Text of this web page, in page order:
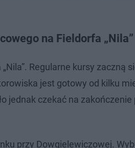
na Fieldorfa „Nila”
​Regularne kursy zaczną
jest gotowy od kilku
jednak czekać na
przy Dowgielewiczowej.